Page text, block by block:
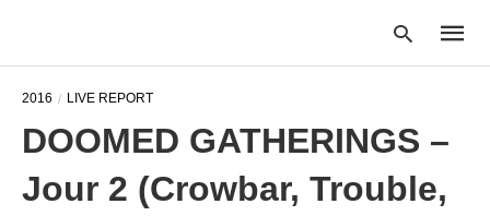
search
2016 LIVE REPORT
DOOMED GATHERINGS –
Jour 2 (Crowbar, Trouble,